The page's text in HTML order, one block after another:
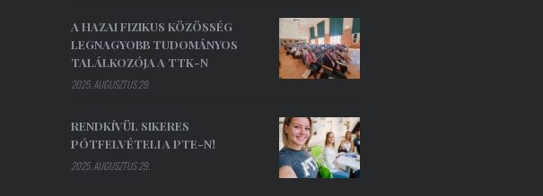
A HAZAI FIZIKUS KÖZÖSSÉG
LEGNAGYOBB TUDOMÁNYOS
TALÁLKOZÓJA A TTK-N
2025. AUGUSZTUS 29.
RENDKÍVÜL SIKERES
PÓTFELVÉTELI A PTE-N!
2025. AUGUSZTUS 29.